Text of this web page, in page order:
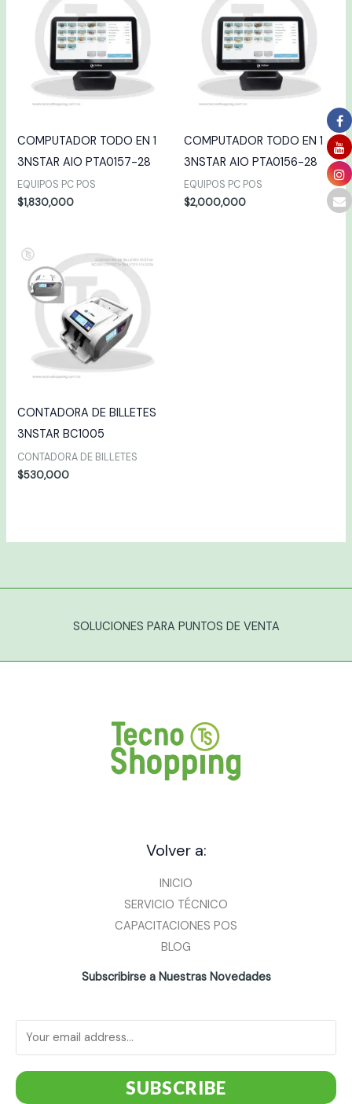
COMPUTADOR TODO EN 1
3NSTAR AIO PTA0157-28
EQUIPOS PC POS
$1,830,000
COMPUTADOR TODO EN 1
3NSTAR AIO PTA0156-28
EQUIPOS PC POS
$2,000,000
CONTADORA DE BILLETES
3NSTAR BC1005
CONTADORA DE BILLETES
$530,000
SOLUCIONES PARA PUNTOS DE VENTA
Volver a:
INICIO
SERVICIO TÉCNICO
CAPACITACIONES POS
BLOG
Subscribirse a Nuestras Novedades
SUBSCRIBE